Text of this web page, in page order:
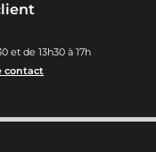
et de 13h30 à 17h
contact